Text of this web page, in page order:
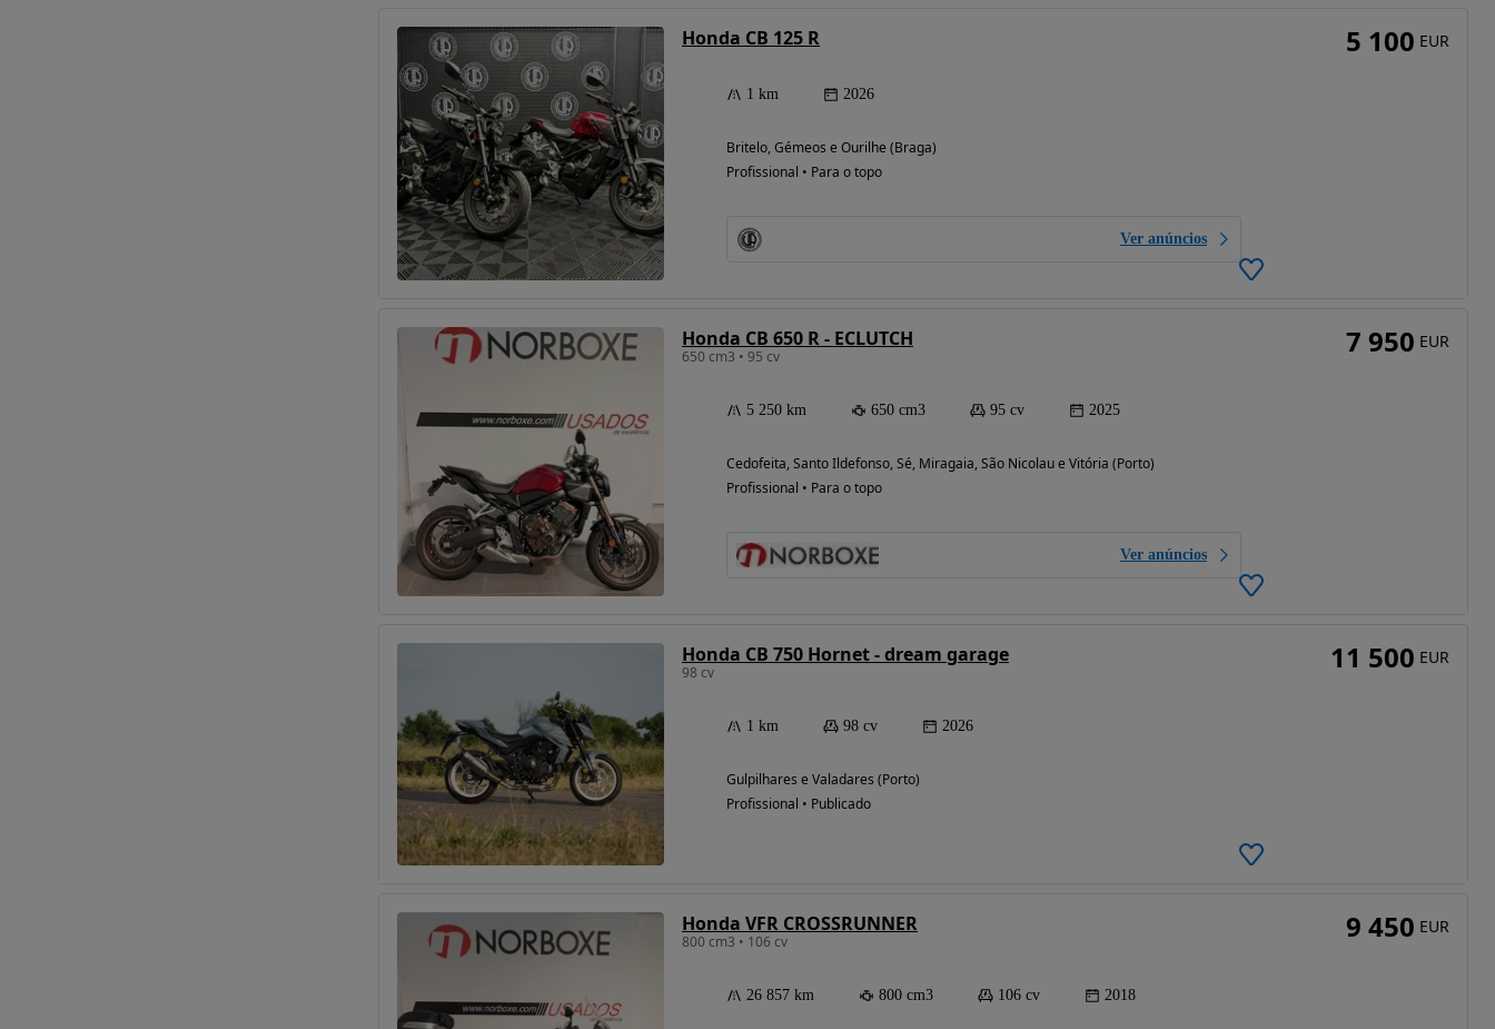
Honda CB 125 R
1 km 2026
Britelo, Gémeos e Ourilhe (Braga)
Profissional • Para o topo
Ver anúncios
5 100 EUR
Honda CB 650 R - ECLUTCH
650 cm3 • 95 cv
5 250 km 650 cm3 95 cv 2025
Cedofeita, Santo Ildefonso, Sé, Miragaia, São Nicolau e Vitória (Porto)
Profissional • Para o topo
Ver anúncios
7 950 EUR
Honda CB 750 Hornet - dream garage
98 cv
1 km 98 cv 2026
Gulpilhares e Valadares (Porto)
Profissional • Publicado
11 500 EUR
Honda VFR CROSSRUNNER
800 cm3 • 106 cv
26 857 km 800 cm3 106 cv 2018
9 450 EUR